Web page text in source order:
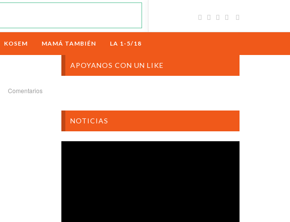
KOSEM MAMÁ TAMBIÉN LA 1-5/18
Comentarios
APOYANOS CON UN LIKE
NOTICIAS